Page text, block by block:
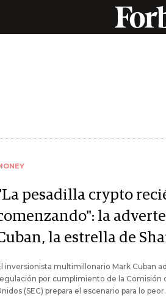
pesadilla crypto
la
la estrella de
inversionista multimillonario Mark Cuban
por cumplimiento de la Comisión
(SEC) prepara el escenario para lo peor.